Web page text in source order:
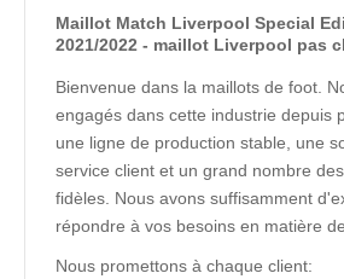
Maillot Match Liverpool Special
2021/2022 - maillot Liverpool pas
Bienvenue dans la maillots de foot.
engagés dans cette industrie depuis
une ligne de production stable, une
service client et un grand nombre
fidèles. Nous avons suffisamment
répondre à vos besoins en matière
Nous promettons à chaque client: